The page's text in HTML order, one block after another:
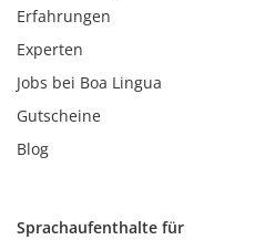
Erfahrungen
Experten
Jobs bei Boa Lingua
Gutscheine
Blog
Sprachaufenthalte für